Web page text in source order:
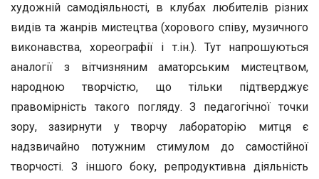
художній самодіяльності, в клубах любителів різних
видів та жанрів мистецтва (хорового співу, музичного
виконавства, хореографії і т.ін.). Тут напрошуються
аналогії з вітчизняним аматорським мистецтвом,
народною творчістю, що тільки підтверджує
правомірність такого погляду. З педагогічної точки
зору, зазирнути у творчу лабораторію митця є
надзвичайно потужним стимулом до самостійної
творчості. З іншого боку, репродуктивна діяльність